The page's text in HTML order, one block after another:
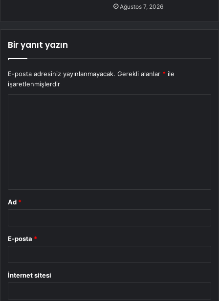
Ağustos 7, 2026
Bir yanıt yazın
E-posta adresiniz yayınlanmayacak. Gerekli alanlar * ile
işaretlenmişlerdir
Ad *
E-posta *
İnternet sitesi